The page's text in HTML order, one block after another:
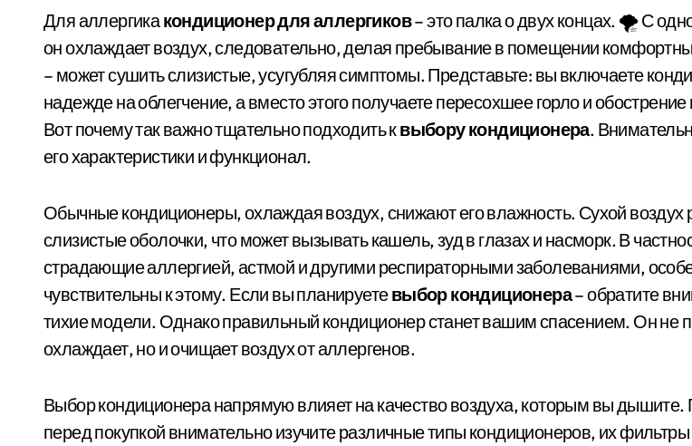
Для аллергикакондиционер для аллергиков– это палка о двух концах. 🌪️ С
он охлаждает воздух, следовательно, делая пребывание в помещении
– может сушить слизистые, усугубляя симптомы. Представьте: вы включаете
надежде на облегчение, а вместо этого получаете пересохшее горло и
Вот почему так важно тщательно подходить квыбору кондиционера.
его характеристики и функционал.
Обычные кондиционеры, охлаждая воздух, снижают его влажность. Сухой воздух
слизистые оболочки, что может вызывать кашель, зуд в глазах и насморк. В
страдающие аллергией, астмой и другими респираторными заболеваниями,
чувствительны к этому. Если вы планируетевыбор кондиционера– обратите
тихие модели. Однако правильный кондиционер станет вашим спасением. Он не
охлаждает, но и очищает воздух от аллергенов.
Выбор кондиционера напрямую влияет на качество воздуха, которым вы дышите.
перед покупкой внимательно изучите различные типы кондиционеров, их фильтры